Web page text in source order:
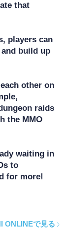
that
players can
build up
other on
raids
the MMO
waiting in
to
for more!
ONLINEで見る